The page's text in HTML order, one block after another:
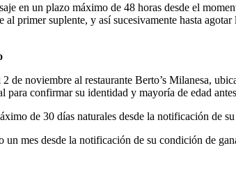
en un plazo máximo de 48 horas desde el
primer suplente, y así sucesivamente hasta agotar
de noviembre al restaurante Berto’s Milanesa,
para confirmar su identidad y mayoría de edad
de 30 días naturales desde la notificación de
un mes desde la notificación de su condición de